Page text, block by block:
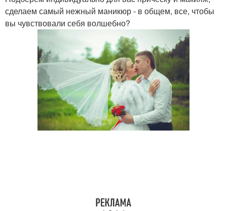
сделаем самый нежный маникюр - в общем, все, чтобы
вы чувствовали себя волшебно?